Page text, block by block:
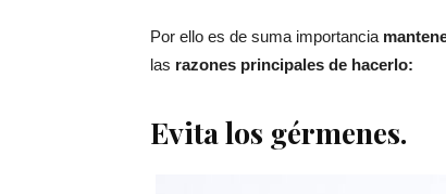
Por ello es de suma importancia
las razones principales de hacerlo:
Evita los gérmenes.